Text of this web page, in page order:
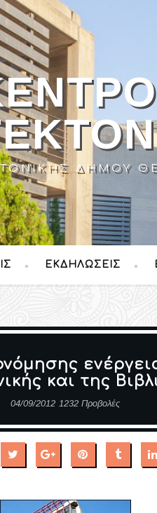
ΔΉΜΟΥ
ΕΚΔΗΛΏΣΕΙΣ
και της
04/09/2012 1232 Προβολές